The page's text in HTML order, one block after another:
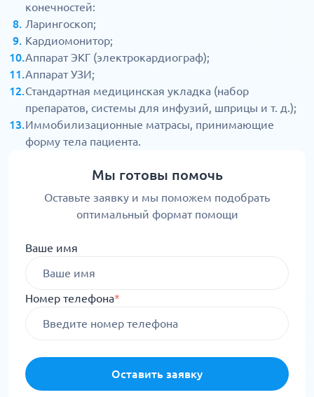
конечностей:
Ларингоскоп;
Кардиомонитор;
Аппарат ЭКГ (электрокардиограф);
Аппарат УЗИ;
Стандартная медицинская укладка (набор
препаратов, системы для инфузий, шприцы и т. д.);
Иммобилизационные матрасы, принимающие
форму тела пациента.
Мы готовы помочь
Оставьте заявку и мы поможем подобрать
оптимальный формат помощи
Ваше имя
Номер телефона*
Оставить заявку